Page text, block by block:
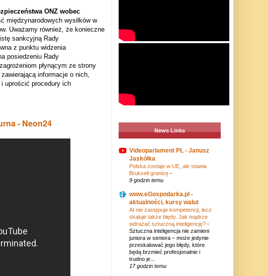
ONZ wobec
międzynarodowych wysiłków w
Uważamy również, że konieczne
sankcyjną Rady
z punktu widzenia
posiedzeniu Rady
płynącym ze strony
informacje o nich,
uprościć procedury ich
- Neon24
News Links
Videoparlament PL - Janusz
Jaskółka
Polska zostaje w UE, ale stawia
Brukseli granicę -
9 godzin temu
www.eGospodarka.pl -
aktualności, kursy walut
AI nie zastępuje kompetencji, lecz
skaluje także błędy. Jak mądrze
wdrażać sztuczną inteligencję? -
Sztuczna inteligencja nie zamieni
juniora w seniora – może jedynie
przeskalować jego błędy, które
będą brzmieć profesjonalnie i
trudno je...
17 godzin temu